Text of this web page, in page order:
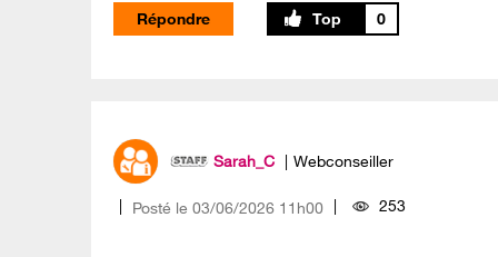
Répondre 0
Sarah_C Webconseiller
Posté le ‎03/06/2026 11h00 253